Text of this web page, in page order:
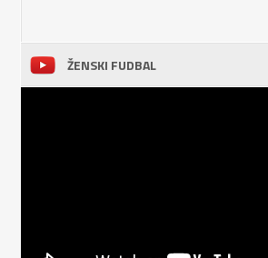
ŽENSKI FUDBAL